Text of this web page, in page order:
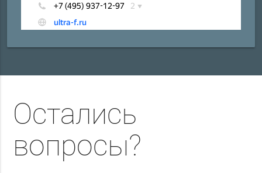
Остались
вопросы?